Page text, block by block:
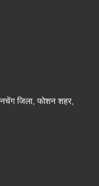
जिला, फोशन शहर,